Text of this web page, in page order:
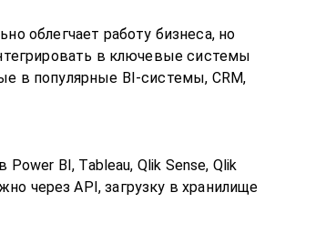
облегчает работу бизнеса, но
в ключевые системы
в популярные BI-системы, CRM,
BI, Tableau, Qlik Sense, Qlik
через API, загрузку в хранилище